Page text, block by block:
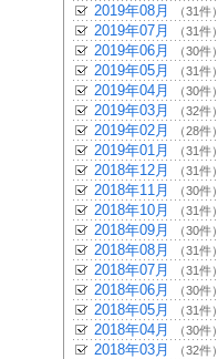
2019年08月 （31件）
2019年07月 （31件）
2019年06月 （30件）
2019年05月 （31件）
2019年04月 （30件）
2019年03月 （32件）
2019年02月 （28件）
2019年01月 （31件）
2018年12月 （31件）
2018年11月 （30件）
2018年10月 （31件）
2018年09月 （30件）
2018年08月 （31件）
2018年07月 （31件）
2018年06月 （30件）
2018年05月 （31件）
2018年04月 （30件）
2018年03月 （32件）